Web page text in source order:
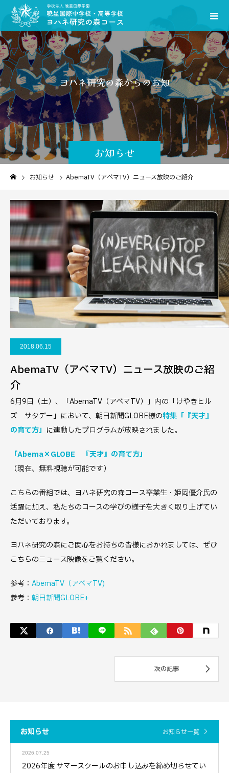
お知らせ
ヨハネ研究の森からのお知らせです
お知らせ AbemaTV（アベマTV）ニュース放映のご紹介
2018.06.15
AbemaTV（アベマTV）ニュース放映のご紹
介
6月9日（土）、「AbemaTV（アベマTV）」内の「けやきヒル
ズ サタデー」において、朝日新聞GLOBE様の特集「『天才』
の育て方」 に連動したプログラムが放映されました。
「Abema×GLOBE 『天才』の育て方」
（現在、無料視聴が可能です）
こちらの番組では、ヨハネ研究の森コース卒業生・姫岡優介氏の
活躍に加え、私たちのコースの学びの様子を大きく取り上げてい
ただいております。
ヨハネ研究の森にご関心をお持ちの皆様におかれましては、ぜひ
こちらのニュース映像をご覧ください。
参考： AbemaTV（アベマTV)
参考： 朝日新聞GLOBE+
お知らせ お知らせ一覧
2026.07.25
2026年度 サマースクールのお申し込みを締め切らせてい